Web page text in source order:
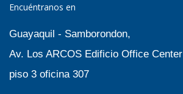
Encuéntranos en
Guayaquil - Samborondon,
Av. Los ARCOS Edificio Office Center
piso 3 oficina 307